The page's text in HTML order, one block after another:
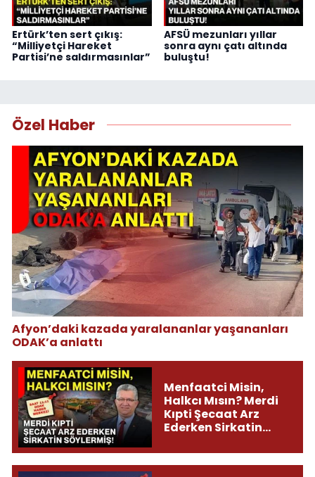
Ertürk’ten sert çıkış:
“Milliyetçi Hareket
Partisi’ne saldırmasınlar”
AFSÜ mezunları yıllar
sonra aynı çatı altında
buluştu!
Özel Haber
Afyon’daki kazada yaralananlar yaşananları
ODAK’a anlattı
Menfaatci Misin,
Halkcı Mısın? Merdi
Kıpti Şecaat Arz
Ederken Sirkatin